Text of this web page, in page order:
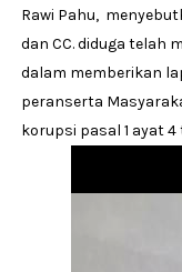
Rawi Pahu,
dan CC. diduga telah
dalam memberikan
peranserta
korupsi pasal 1 ayat